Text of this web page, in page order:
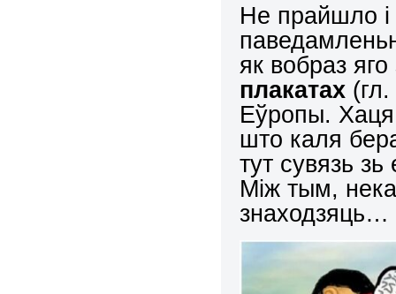
Не прайшло
як вобраз
плакатах
Еўропы.
што каля
тут сувязь
Між тым,
знаходзяць…